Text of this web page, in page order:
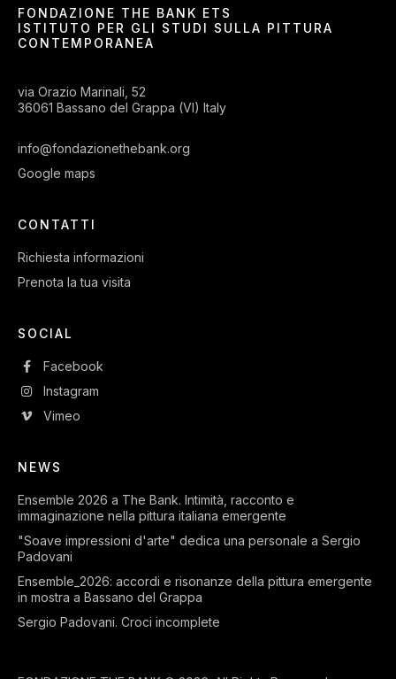
FONDAZIONE THE BANK ETS
ISTITUTO PER GLI STUDI SULLA PITTURA
CONTEMPORANEA
via Orazio Marinali, 52
36061 Bassano del Grappa (VI) Italy
info@fondazionethebank.org
Google maps
CONTATTI
Richiesta informazioni
Prenota la tua visita
SOCIAL
Facebook
Instagram
Vimeo
NEWS
Ensemble 2026 a The Bank. Intimità, racconto e
immaginazione nella pittura italiana emergente
"Soave impressioni d'arte" dedica una personale a Sergio
Padovani
Ensemble_2026: accordi e risonanze della pittura emergente
in mostra a Bassano del Grappa
Sergio Padovani. Croci incomplete